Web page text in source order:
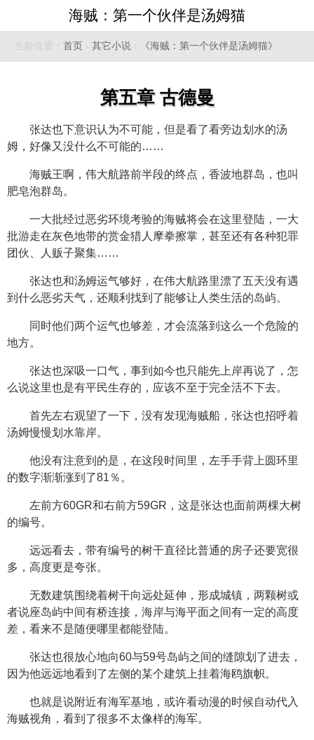
海贼：第一个伙伴是汤姆猫
当前位置： 首页 › 其它小说 › 《海贼：第一个伙伴是汤姆猫》
第五章 古德曼
张达也下意识认为不可能，但是看了看旁边划水的汤
姆，好像又没什么不可能的……
海贼王啊，伟大航路前半段的终点，香波地群岛，也叫
肥皂泡群岛。
一大批经过恶劣环境考验的海贼将会在这里登陆，一大
批游走在灰色地带的赏金猎人摩拳擦掌，甚至还有各种犯罪
团伙、人贩子聚集……
张达也和汤姆运气够好，在伟大航路里漂了五天没有遇
到什么恶劣天气，还顺利找到了能够让人类生活的岛屿。
同时他们两个运气也够差，才会流落到这么一个危险的
地方。
张达也深吸一口气，事到如今也只能先上岸再说了，怎
么说这里也是有平民生存的，应该不至于完全活不下去。
首先左右观望了一下，没有发现海贼船，张达也招呼着
汤姆慢慢划水靠岸。
他没有注意到的是，在这段时间里，左手手背上圆环里
的数字渐渐涨到了81％。
左前方60GR和右前方59GR，这是张达也面前两棵大树
的编号。
远远看去，带有编号的树干直径比普通的房子还要宽很
多，高度更是夸张。
无数建筑围绕着树干向远处延伸，形成城镇，两颗树或
者说座岛屿中间有桥连接，海岸与海平面之间有一定的高度
差，看来不是随便哪里都能登陆。
张达也很放心地向60与59号岛屿之间的缝隙划了进去，
因为他远远地看到了左侧的某个建筑上挂着海鸥旗帜。
也就是说附近有海军基地，或许看动漫的时候自动代入
海贼视角，看到了很多不太像样的海军。